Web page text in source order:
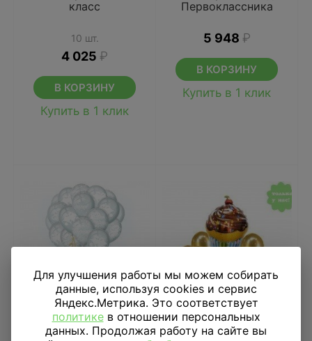
класс
10 шт.
4 025 ₽
В КОРЗИНУ
Купить в 1 клик
Первоклассника
5 948 ₽
В КОРЗИНУ
Купить в 1 клик
Для улучшения работы мы можем собирать
данные, используя cookies и сервис
Яндекс.Метрика. Это соответствует
политикев отношении персональных
данных. Продолжая работу на сайте вы